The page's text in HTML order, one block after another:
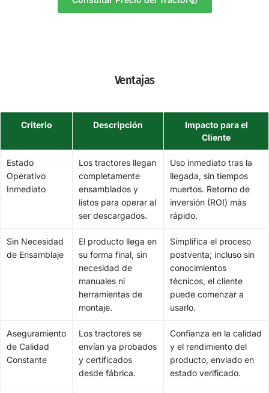
Ventajas
Criterio Descripción
Impacto para el
Cliente
Estado
Operativo
Inmediato
Los tractores llegan
completamente
ensamblados y
listos para operar al
ser descargados.
Uso inmediato tras la
llegada, sin tiempos
muertos. Retorno de
inversión (ROI) más
rápido.
Sin Necesidad
de Ensamblaje
El producto llega en
su forma final, sin
necesidad de
manuales ni
herramientas de
montaje.
Simplifica el proceso
postventa; incluso sin
conocimientos
técnicos, el cliente
puede comenzar a
usarlo.
Aseguramiento
de Calidad
Constante
Los tractores se
envían ya probados
y certificados
desde fábrica.
Confianza en la calidad
y el rendimiento del
producto, enviado en
estado verificado.